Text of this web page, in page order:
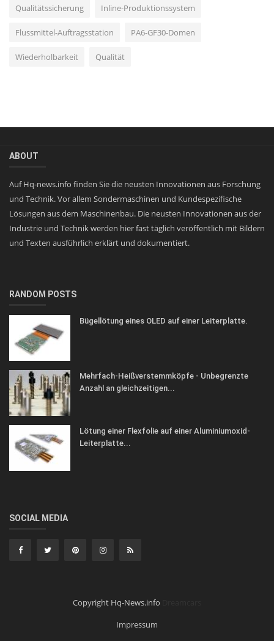
Qualitätssicherung Inline-Produktionssystem
Flussmittel-Auftragsstation PA6-GF30-Domen
Wiederholbarkeit Qualität
ABOUT
Auf Hq-news.info finden Sie die neusten Innovationen aus Forschung
und Technik. Vor allem Sondermaschinen und Kundespezifische
Lösungen aus dem Maschinenbau. Die neusten Innovationen aus der
Industrie und Technik werden hier fast täglich veröffentlich mit Bildern
und Texten ausführlich erklärt und dokumentiert.
RANDOM POSTS
Bügellötung eines OLED auf einer Leiterplatte.
Mehrfach-Heißverstemmköpfe - Unbegrenzte
Anzahl an gleichzeitigen...
Lötung einer Flexfolie auf einer Aluminiumoxid-
Leiterplatte...
SOCIAL MEDIA
Copyright Hq-News.info
Impressum